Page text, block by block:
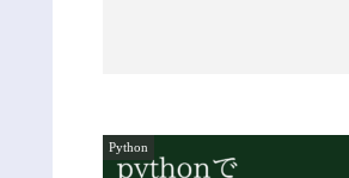
Python